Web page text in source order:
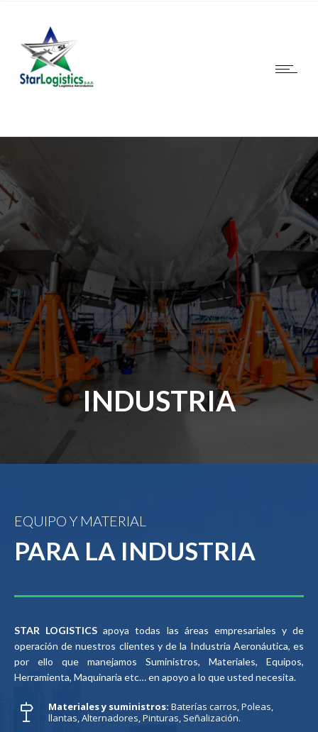
INDUSTRIA
EQUIPO Y MATERIAL
PARA LA INDUSTRIA
STAR LOGISTICS apoya todas las áreas empresariales y de
operación de nuestros clientes y de la Industria Aeronáutica, es
por ello que manejamos Suministros, Materiales, Equipos,
Herramienta, Maquinaria etc… en apoyo a lo que usted necesita.
Materiales y suministros: Baterías carros, Poleas,
llantas, Alternadores, Pinturas, Señalización.